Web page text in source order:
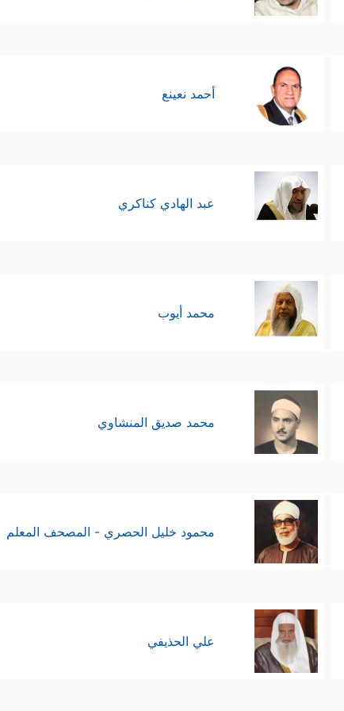
أحمد نعينع
عبد الهادي كناكري
محمد أيوب
محمد صديق المنشاوي
محمود خليل الحصري - المصحف المعلم
علي الحذيفي